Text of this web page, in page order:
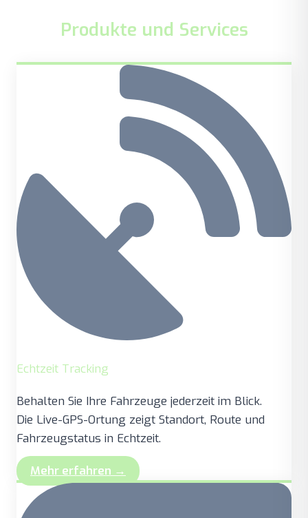
Produkte und Services
Echtzeit Tracking
Behalten Sie Ihre Fahrzeuge jederzeit im Blick.
Die Live-GPS-Ortung zeigt Standort, Route und
Fahrzeugstatus in Echtzeit.
Mehr erfahren →